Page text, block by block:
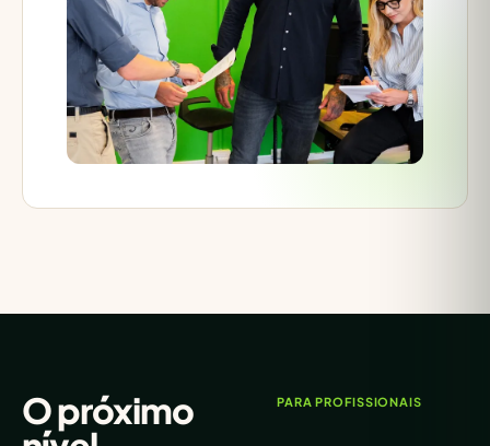
O próximo
PARA PROFISSIONAIS